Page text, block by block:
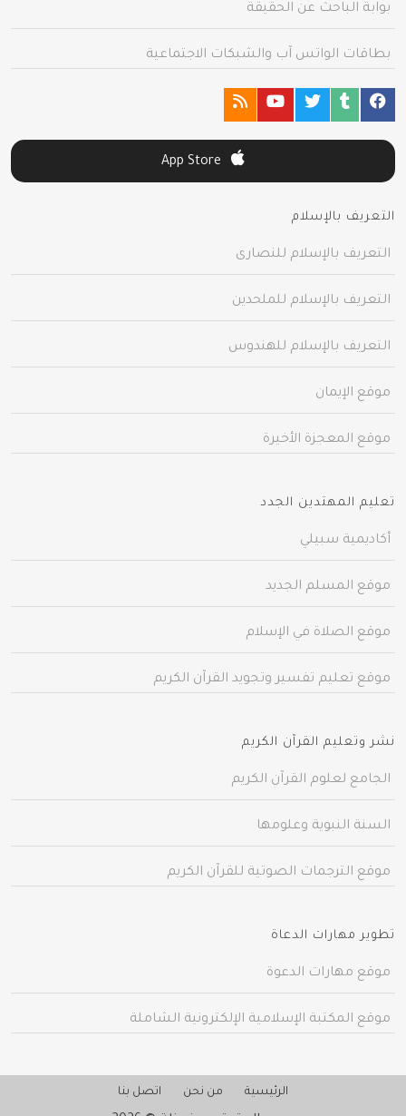
بوابة الباحث عن الحقيقة
بطاقات الواتس آب والشبكات الاجتماعية
التعريف بالإسلام
التعريف بالإسلام للنصارى
التعريف بالإسلام للملحدين
التعريف بالإسلام للهندوس
موقع الإيمان
موقع المعجزة الأخيرة
تعليم المهتدين الجدد
أكاديمية سبيلي
موقع المسلم الجديد
موقع الصلاة في الإسلام
موقع تعليم تفسير وتجويد القرآن الكريم
نشر وتعليم القرآن الكريم
الجامع لعلوم القرآن الكريم
السنة النبوية وعلومها
موقع الترجمات الصوتية للقرآن الكريم
تطوير مهارات الدعاة
موقع مهارات الدعوة
موقع المكتبة الإسلامية الإلكترونية الشاملة
الرئيسية من نحن اتصل بنا